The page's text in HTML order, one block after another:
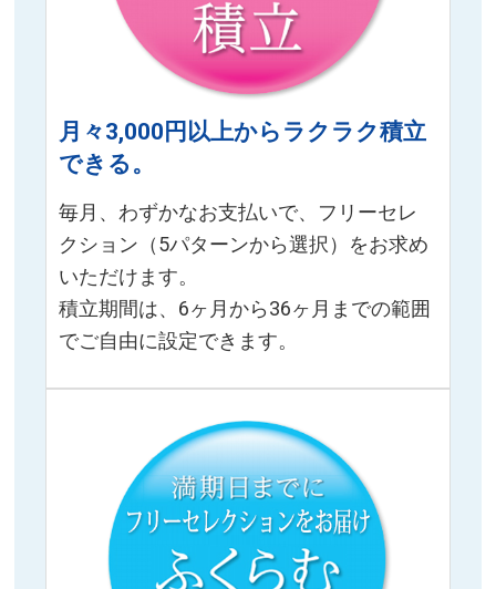
月々3,000円以上からラクラク積立
できる。
毎月、わずかなお支払いで、フリーセレ
クション（5パターンから選択）をお求め
いただけます。
積立期間は、6ヶ月から36ヶ月までの範囲
でご自由に設定できます。